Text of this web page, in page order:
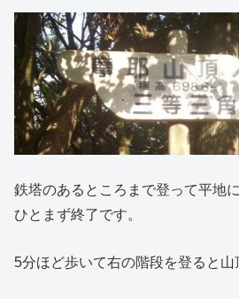
鉄塔のあるところまで登って平地
ひとまず終了です。
5分ほど歩いて右の階段を登ると山